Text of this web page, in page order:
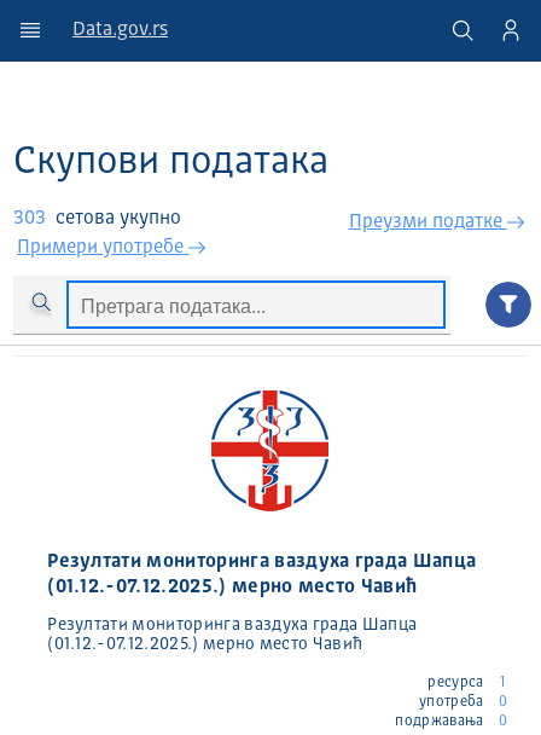
Data.gov.rs
Скупови података
303 сетова укупно
Примери употребе
Преузми податкe
Резултати мониторинга ваздуха града Шапца
(01.12.-07.12.2025.) мерно место Чавић
Резултати мониторинга ваздуха града Шапца
(01.12.-07.12.2025.) мерно место Чавић
ресурса
1
употреба
0
подржавања
0